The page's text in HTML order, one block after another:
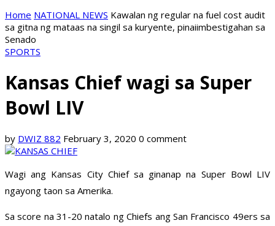
Home NATIONAL NEWS Kawalan ng regular na fuel cost audit
sa gitna ng mataas na singil sa kuryente, pinaiimbestigahan sa
Senado
SPORTS
Kansas Chief wagi sa Super
Bowl LIV
by DWIZ 882 February 3, 2020 0 comment
Wagi ang Kansas City Chief sa ginanap na Super Bowl LIV
ngayong taon sa Amerika.
Sa score na 31-20 natalo ng Chiefs ang San Francisco 49ers sa